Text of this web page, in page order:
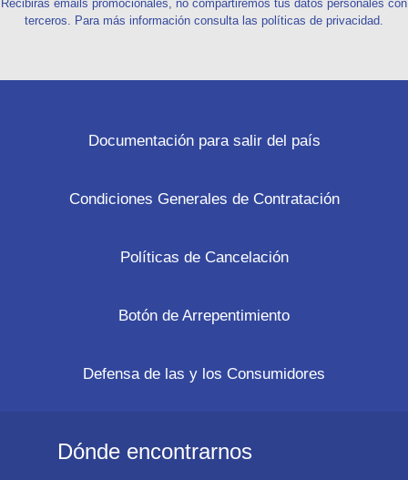
Recibirás emails promocionales, no compartiremos tus datos personales con
terceros. Para más información consulta las políticas de privacidad.
Documentación para salir del país
Condiciones Generales de Contratación
Políticas de Cancelación
Botón de Arrepentimiento
Defensa de las y los Consumidores
Dónde encontrarnos